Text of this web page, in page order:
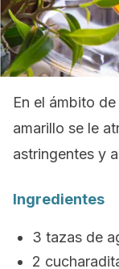
En el ámbito
amarillo se le
astringentes y
Ingredientes
3 tazas de
2